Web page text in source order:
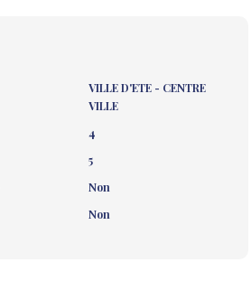
VILLE D'ETE - CENTRE
VILLE
4
5
Non
Non